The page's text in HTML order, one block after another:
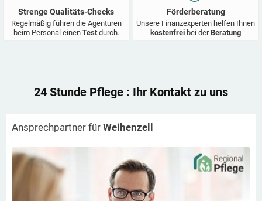
Strenge Qualitäts-Checks
Regelmäßig führen die Agenturen
beim Personal einen Test durch.
Förderberatung
Unsere Finanzexperten helfen Ihnen
kostenfrei bei derBeratung
24 Stunde Pflege : Ihr Kontakt zu uns
Ansprechpartner für Weihenzell